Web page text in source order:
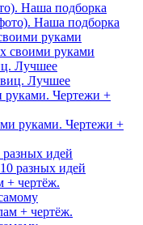
Наша подборка
руками
Лучшее
Чертежи +
идей
+ чертёж.